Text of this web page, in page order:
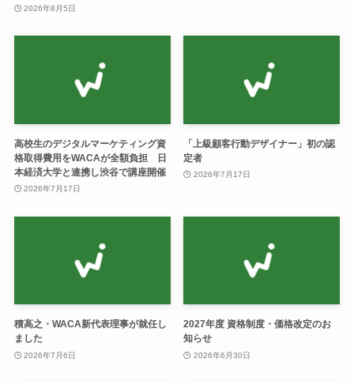
2026年8月5日
高校生のデジタルマーケティング資
格取得費用をWACAが全額負担 日
本経済大学と連携し渋谷で講座開催
2026年7月17日
「上級顧客行動デザイナー」初の認
定者
2026年7月17日
積高之・WACA新代表理事が就任し
ました
2026年7月6日
2027年度 資格制度・価格改定のお
知らせ
2026年6月30日